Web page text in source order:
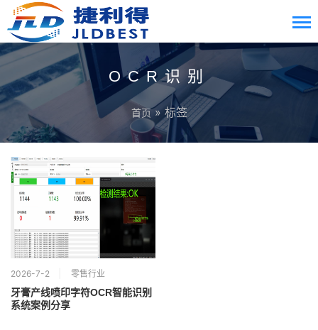
OCR识别
首页 » 标签
2026-7-2 零售行业
牙膏产线喷印字符OCR智能识别
系统案例分享